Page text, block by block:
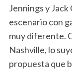
Jennings y
escenario con
muy diferente.
Nashville, lo
propuesta que